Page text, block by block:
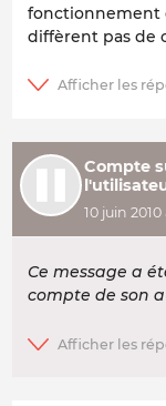
fonctionnement
diffèrent pas de
Compte
10 juin 2010
Ce message a
compte de son